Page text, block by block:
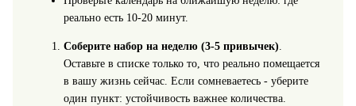
реально есть 10-20 минут.
Соберите набор на неделю (3-5 привычек)
Оставьте в списке только то, что реально помещается
в вашу жизнь сейчас. Если сомневаетесь - уберите
один пункт: устойчивость важнее количества.